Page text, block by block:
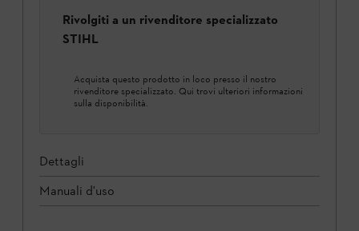
Rivolgiti a un rivenditore specializzato
STIHL
Acquista questo prodotto in loco presso il nostro
rivenditore specializzato. Qui trovi ulteriori informazioni
sulla disponibilità.
Dettagli
Manuali d'uso